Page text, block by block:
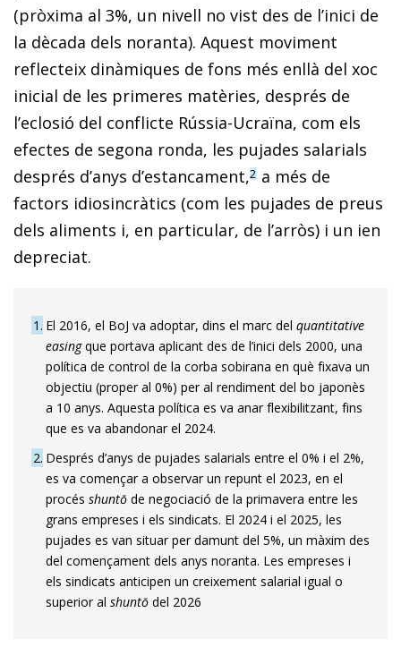
(pròxima al 3%, un nivell no vist des de l’inici de
la dècada dels noranta). Aquest moviment
reflecteix dinàmiques de fons més enllà del xoc
inicial de les primeres matèries, després de
l’eclosió del conflicte Rússia-Ucraïna, com els
efectes de segona ronda, les pujades salarials
després d’anys d’estancament,2 a més de
factors idiosincràtics (com les pujades de preus
dels aliments i, en particular, de l’arròs) i un ien
depreciat.
1 El 2016, el BoJ va adoptar, dins el marc del quantitative
easingque portava aplicant des de l’inici dels 2000, una
política de control de la corba sobirana en què fixava un
objectiu (proper al 0%) per al rendiment del bo japonès
a 10 anys. Aquesta política es va anar flexibilitzant, fins
que es va abandonar el 2024.
2 Després d’anys de pujades salarials entre el 0% i el 2%,
es va començar a observar un repunt el 2023, en el
procés shuntō de negociació de la primavera entre les
grans empreses i els sindicats. El 2024 i el 2025, les
pujades es van situar per damunt del 5%, un màxim des
del començament dels anys noranta. Les empreses i
els sindicats anticipen un creixement salarial igual o
superior al shuntō del 2026